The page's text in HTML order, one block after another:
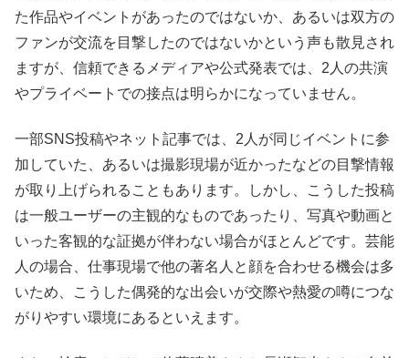
た作品やイベントがあったのではないか、あるいは双方の
ファンが交流を目撃したのではないかという声も散見され
ますが、信頼できるメディアや公式発表では、2人の共演
やプライベートでの接点は明らかになっていません。
一部SNS投稿やネット記事では、2人が同じイベントに参
加していた、あるいは撮影現場が近かったなどの目撃情報
が取り上げられることもあります。しかし、こうした投稿
は一般ユーザーの主観的なものであったり、写真や動画と
いった客観的な証拠が伴わない場合がほとんどです。芸能
人の場合、仕事現場で他の著名人と顔を合わせる機会は多
いため、こうした偶発的な出会いが交際や熱愛の噂につな
がりやすい環境にあるといえます。